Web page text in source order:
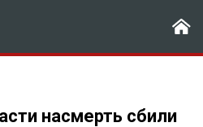
насмерть сбили